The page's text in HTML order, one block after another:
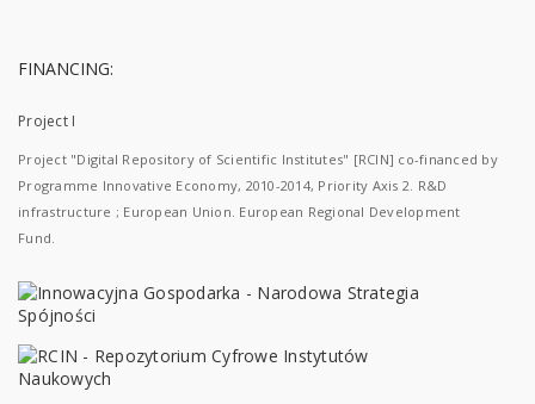
FINANCING:
Project I
Project "Digital Repository of Scientific Institutes" [RCIN] co-financed by
Programme Innovative Economy, 2010-2014, Priority Axis 2. R&D
infrastructure ; European Union. European Regional Development
Fund.